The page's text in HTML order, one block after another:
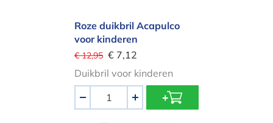
Roze duikbril Acapulco
voor kinderen
€ 12,95 € 7,12
Duikbril voor kinderen
+